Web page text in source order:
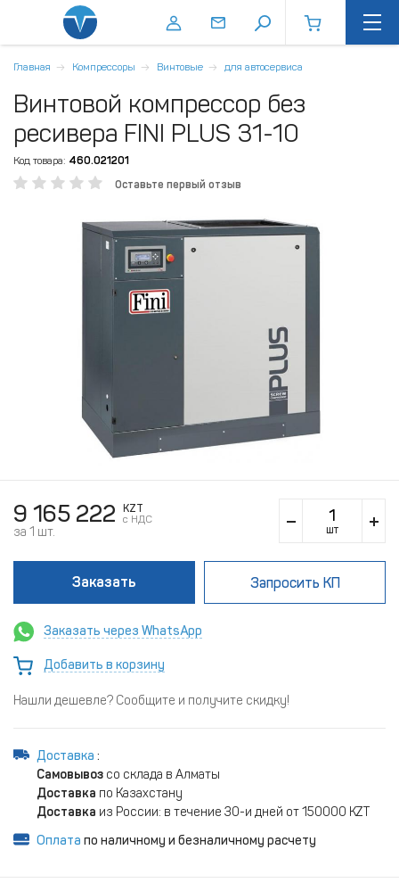
Главная Компрессоры Винтовые для автосервиса
Винтовой компрессор без
ресивера FINI PLUS 31-10
Код товара: 460.021201
Оставьте первый отзыв
9 165 222
KZT
c НДС
за 1 шт. шт
Заказать Запросить КП
Заказать через WhatsApp
Добавить в корзину
Нашли дешевле? Сообщите и получите скидку!
Доставка :
Самовывоз со склада в Алматы
Доставка по Казахстану
Доставка из России: в течение 30-и дней от 150000 KZT
Оплата по наличному и безналичному расчету